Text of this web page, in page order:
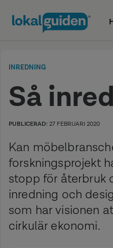
INREDNING
Så
PUBLICERAD:27 FEBRUARI 2020
Kan
forskningsprojekt
stopp för återbruk
inredning och
som har visionen
cirkulär ekonomi.